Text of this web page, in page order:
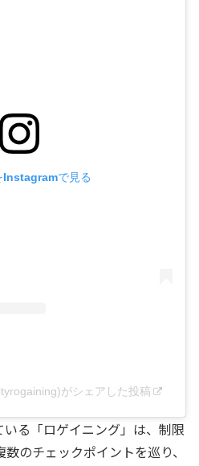
Instagramで見る
がシェアした投稿
る「ロゲイニング」は、制限
のチェックポイントを巡り、